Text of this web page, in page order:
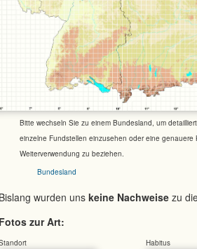
Bitte wechseln Sie zu einem Bundesland, um
einzelne Fundstellen einzusehen oder eine genauere
Weiterverwendung zu beziehen.
Bundesland
wurden uns keine Nachweise zu
zur Art:
Habitus